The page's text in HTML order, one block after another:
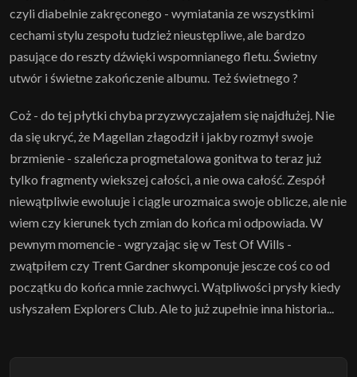
czyli diabelnie zakręconego - wymiatania ze wszystkimi
cechami stylu zespołu tudzież nieustępliwe, ale bardzo
pasujące do reszty dźwięki wspomnianego fletu. Świetny
utwór i świetne zakończenie albumu. Też świetnego ?
Coż - do tej płytki chyba przyzwyczajałem się najdłużej. Nie
da się ukryć, że Magellan złagodził i jakby rozmył swoje
brzmienie - szaleńcza progmetalowa gonitwa to teraz już
tylko fragmenty wiekszej całości, a nie owa całość. Zespół
niewątpliwie ewoluuje i ciągle urozmaica swoje oblicze, ale nie
wiem czy kierunek tych zmian do końca mi odpowiada. W
pewnym momencie - wgryzając się w Test Of Wills -
zwątpiłem czy Trent Gardner skomponuje jescze coś co od
początku do końca mnie zachwyci. Wątpliwości prysły kiedy
usłyszałem Explorers Club. Ale to już zupełnie inna historia...